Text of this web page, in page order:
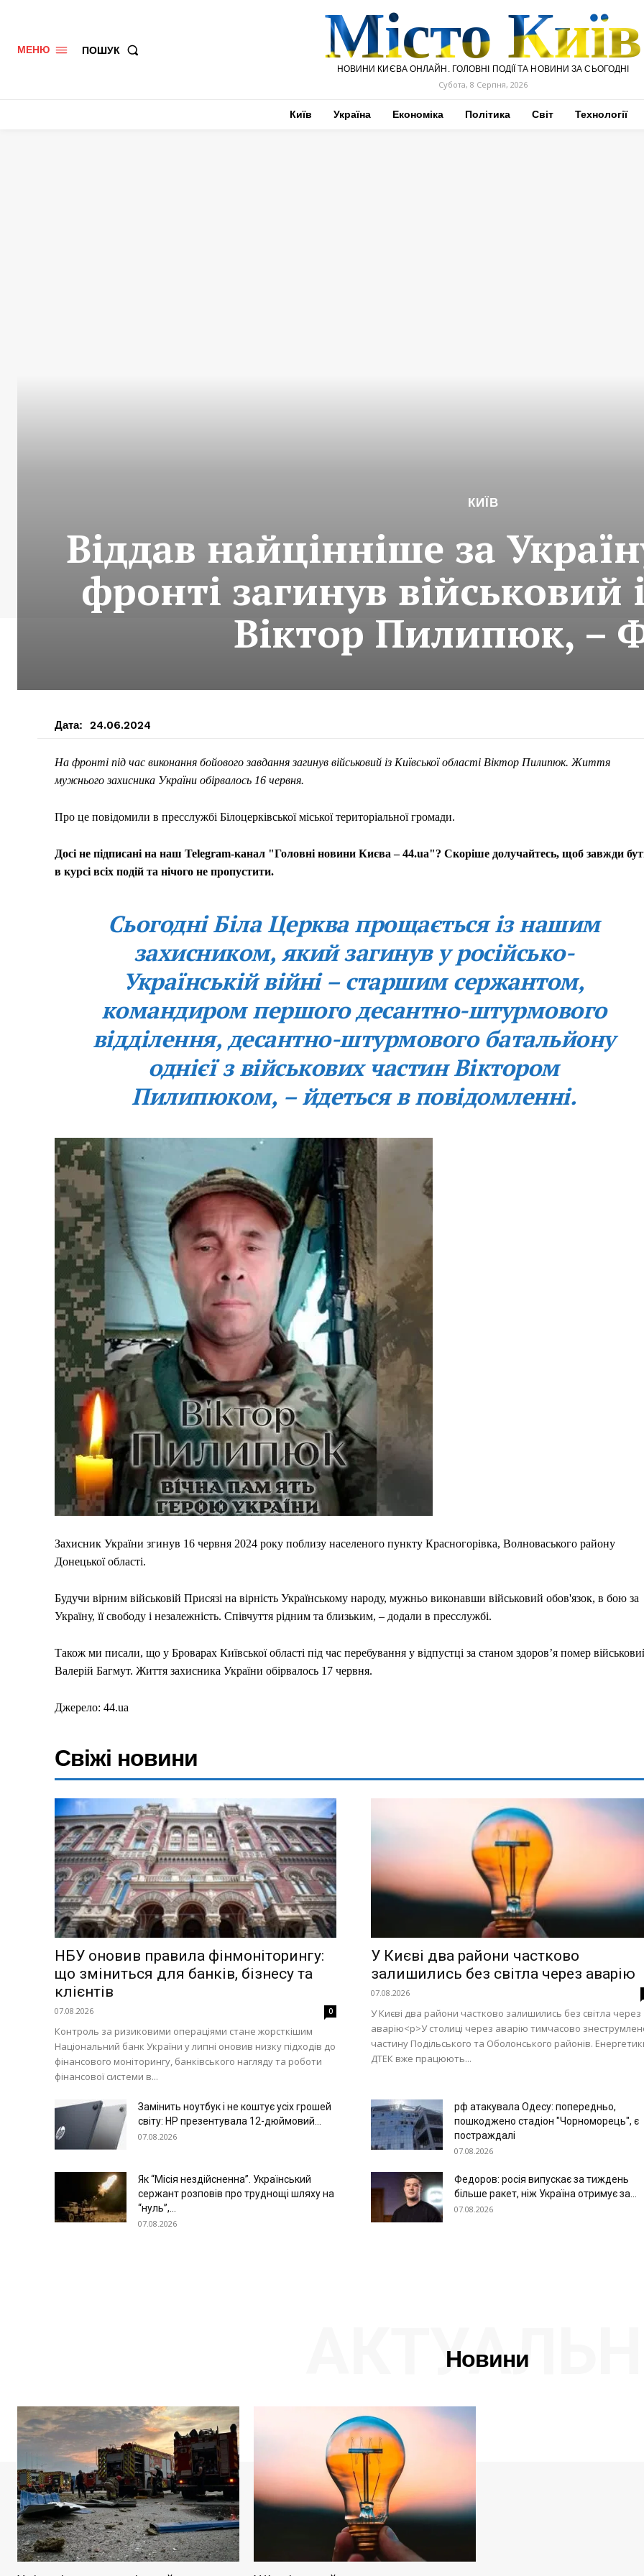
Меню
Політика
Світ
МЕНЮ ПОШУК Місто Київ
НОВИНИ КИЄВА ОНЛАЙН. ГОЛОВНІ ПОДІЇ ТА НОВИНИ ЗА СЬОГОДНІ
Субота, 8 Серпня, 2026
Київ Україна Економіка Політика Світ Технології
КИЇВ
Віддав найцінніше за
фронті загинув
Віктор Пилипюк, –
Дата: 24.06.2024
На фронті під час виконання бойового завдання загинув військовий із Київської області Віктор Пилипюк. Життя
мужнього захисника України обірвалось 16 червня.
Про це повідомили в пресслужбі Білоцерківської міської територіальної громади.
Досі не підписані на наш Telegram-канал "Головні новини Києва – 44.ua"? Скоріше долучайтесь, щоб завжди
в курсі всіх подій та нічого не пропустити.
Сьогодні Біла Церква прощається із нашим
захисником, який загинув у російсько-
Українській війні – старшим сержантом,
командиром першого десантно-штурмового
відділення, десантно-штурмового батальйону
однієї з військових частин Віктором
Пилипюком, – йдеться в повідомленні.
Захисник України згинув 16 червня 2024 року поблизу населеного пункту Красногорівка, Волноваського району
Донецької області.
Будучи вірним військовій Присязі на вірність Українському народу, мужньо виконавши військовий обов'язок, в бою за
Україну, її свободу і незалежність. Співчуття рідним та близьким, – додали в пресслужбі.
Також ми писали, що у Броварах Київської області під час перебування у відпустці за станом здоров’я помер
Валерій Багмут. Життя захисника України обірвалось 17 червня.
Джерело: 44.ua
Свіжі новини
НБУ оновив правила фінмоніторингу:
що зміниться для банків, бізнесу та
клієнтів
07.08.2026 0
Контроль за ризиковими операціями стане жорсткішим
Національний банк України у липні оновив низку підходів до
фінансового моніторингу, банківського нагляду та роботи
фінансової системи в...
У Києві два райони частково
залишились без світла через аварію
07.08.2026
У Києві два райони частково залишились без світла через
аварію<p>У столиці через аварію тимчасово
частину Подільського та Оболонського районів.
ДТЕК вже працюють...
Замінить ноутбук і не коштує усіх грошей
світу: HP презентувала 12-дюймовий...
07.08.2026
рф атакувала Одесу: попередньо,
пошкоджено стадіон "Чорноморець", є
постраждалі
07.08.2026
Як “Місія нездійсненна”. Український
сержант розповів про труднощі шляху на
“нуль”,...
07.08.2026
Федоров: росія випускає за тиждень
більше ракет, ніж Україна отримує за...
07.08.2026
Новини